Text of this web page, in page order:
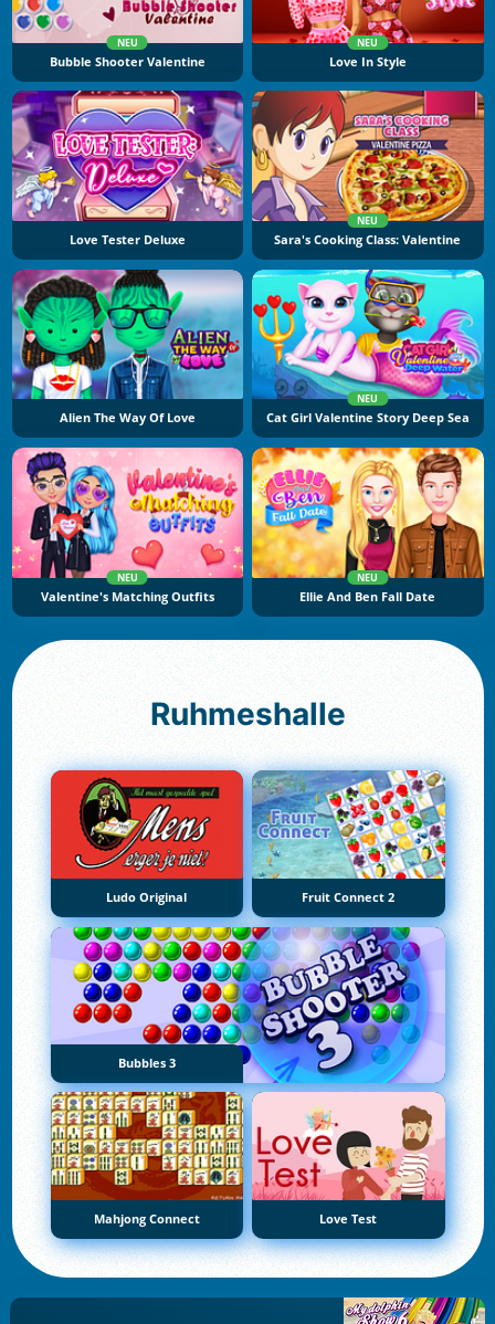
NEU
Bubble Shooter Valentine
NEU
Love In Style
Love Tester Deluxe
NEU
Sara's Cooking Class: Valentine
Alien The Way Of Love
NEU
Cat Girl Valentine Story Deep Sea
NEU
Valentine's Matching Outfits
NEU
Ellie And Ben Fall Date
Ruhmeshalle
Ludo Original Fruit Connect 2
Bubbles 3
Mahjong Connect Love Test